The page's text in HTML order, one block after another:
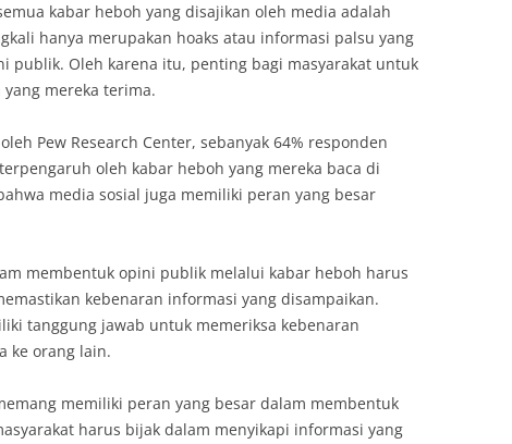
kabar heboh yang disajikan oleh media adalah
hanya merupakan hoaks atau informasi palsu yang
publik. Oleh karena itu, penting bagi masyarakat untuk
mereka terima.
Pew Research Center, sebanyak 64% responden
oleh kabar heboh yang mereka baca di
media sosial juga memiliki peran yang besar
membentuk opini publik melalui kabar heboh harus
kebenaran informasi yang disampaikan.
tanggung jawab untuk memeriksa kebenaran
ke orang lain.
memiliki peran yang besar dalam membentuk
harus bijak dalam menyikapi informasi yang